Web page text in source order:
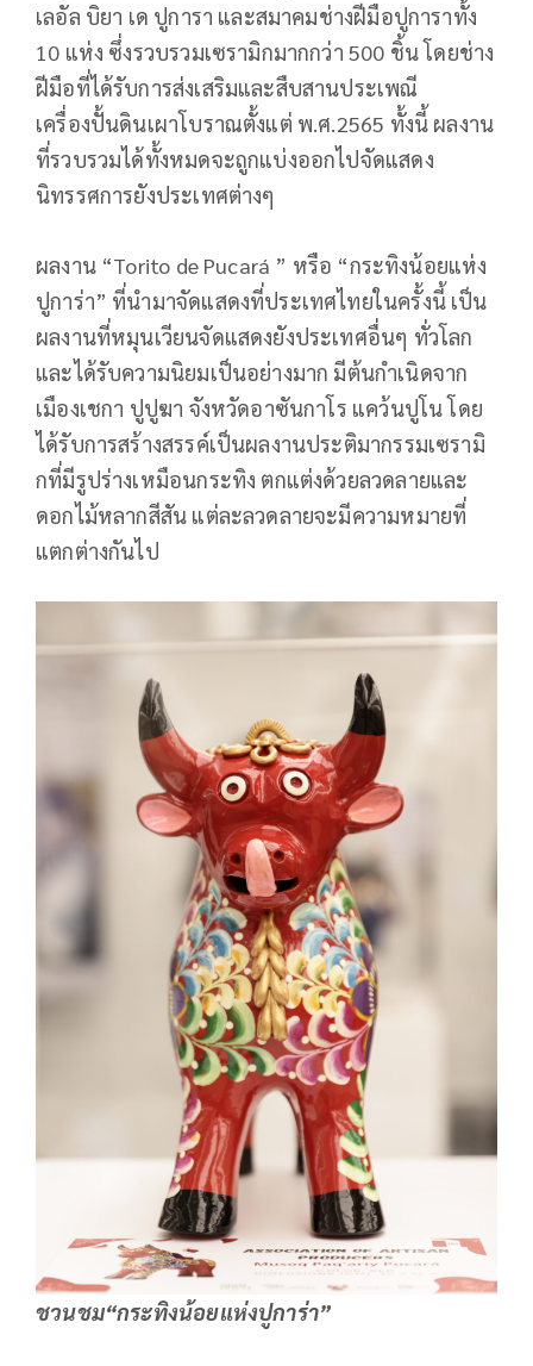
เลอัล บิยา เด ปูการา และสมาคมช่างฝีมือปูการาทั้ง
10 แห่ง ซึ่งรวบรวมเซรามิกมากกว่า 500 ชิ้น โดยช่าง
ฝีมือที่ได้รับการส่งเสริมและสืบสานประเพณี
เครื่องปั้นดินเผาโบราณตั้งแต่ พ.ศ.2565 ทั้งนี้ ผลงาน
ที่รวบรวมได้ทั้งหมดจะถูกแบ่งออกไปจัดแสดง
นิทรรศการยังประเทศต่างๆ
ผลงาน “Torito de Pucará ” หรือ “กระทิงน้อยแห่ง
ปูการ่า” ที่นำมาจัดแสดงที่ประเทศไทยในครั้งนี้ เป็น
ผลงานที่หมุนเวียนจัดแสดงยังประเทศอื่นๆ ทั่วโลก
และได้รับความนิยมเป็นอย่างมาก มีต้นกำเนิดจาก
เมืองเชกา ปูปูฆา จังหวัดอาซันกาโร แคว้นปูโน โดย
ได้รับการสร้างสรรค์เป็นผลงานประติมากรรมเซรามิ
กที่มีรูปร่างเหมือนกระทิง ตกแต่งด้วยลวดลายและ
ดอกไม้หลากสีสัน แต่ละลวดลายจะมีความหมายที่
แตกต่างกันไป
ชวนชม“กระทิงน้อยแห่งปูการ่า”